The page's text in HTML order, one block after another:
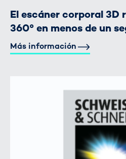
El escáner corporal 3D
360° en menos de un
Más información